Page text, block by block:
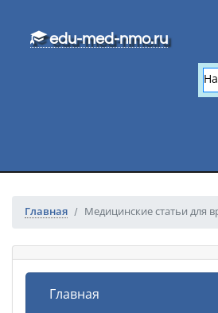
edu-med-nmo.ru
Главная Медицинские статьи для
Главная